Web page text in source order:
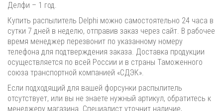
Делфи – 1 год.
Купить распылитель Delphi можно самостоятельно 24 часа в
сутки 7 дней в неделю, отправив заказ через сайт. В рабочее
время менеджер перезвонит по указанному номеру
телефона для подтверждения заказа. Доставка продукции
осуществляется по всей России и в страны Таможенного
союза транспортной компанией «СДЭК».
Если подходящий для вашей форсунки распылитель
отсутствует, или вы не знаете нужный артикул, обратитесь к
менеджеру магазина. Специалист уточнит наличие,